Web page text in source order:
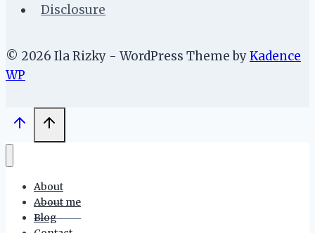
Disclosure
© 2026 Ila Rizky - WordPress Theme byKadence
WP
About
About me
Blog